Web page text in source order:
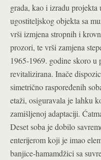
grada, kao i izradu
ugostiteljskog objekta sa
vrši izmjena stropnih i
prozori, te vrši zamjena
1965-1969. godine skoro u
revitalizirana. Inače
simetrično raspoređenih
etaži, osiguravala je lahku
zamišljenoj adaptaciji.
Deset soba je dobilo
enterijerom koji je imao
banjice-hamamdžici sa